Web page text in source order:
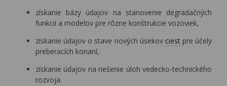
získanie bázy údajov na stanovenie degradačných
funkcií a modelov pre rôzne konštrukcie vozoviek,
získanie údajov o stave nových úsekov ciestpre účely
preberacích konaní,
získanie údajov na riešenie úloh vedecko-technického
rozvoja.